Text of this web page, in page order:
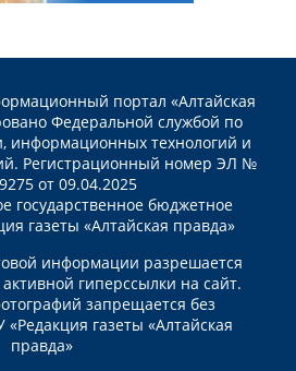
портал «Алтайская
Федеральной службой по
информационных технологий и
Регистрационный номер ЭЛ №
от 09.04.2025
государственное бюджетное
газеты «Алтайская правда»
информации разрешается
гиперссылки на сайт.
запрещается без
«Редакция газеты «Алтайская
правда»